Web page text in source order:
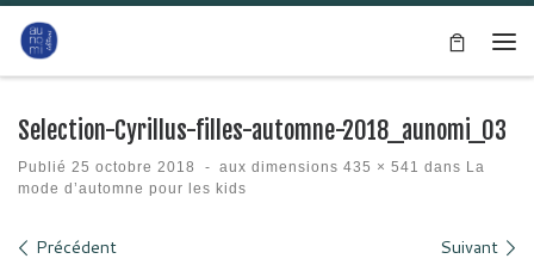
Passer au contenu
Selection-Cyrillus-filles-automne-2018_aunomi_03
Publié 25 octobre 2018 - aux dimensions 435 × 541 dans La
mode d’automne pour les kids
Navigation des images
Précédent Suivant